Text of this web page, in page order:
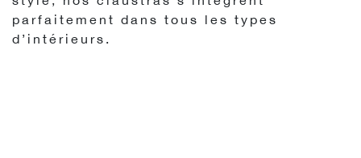
parfaitement dans tous les types
d’intérieurs.